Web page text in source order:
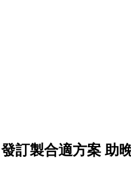
訂製合適方案 助